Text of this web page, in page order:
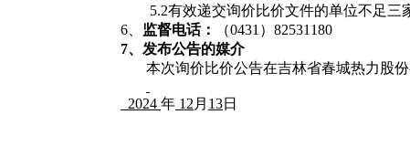
5.2有效递交询价比价文件的单位不足三
6、 监督电话： （0431）82531180
7、发布公告的媒介
本次询价比价公告在吉林省春城热力股
2024 年 12 月 13日